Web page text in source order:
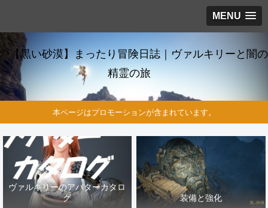
MENU
【黒い砂漠】まったり冒険日誌｜ヴァルキリーと闇の
精霊の旅
本ページはプロモーションが含まれています。
ヴァルキリーのアバターカタロ
グ
装備と強化